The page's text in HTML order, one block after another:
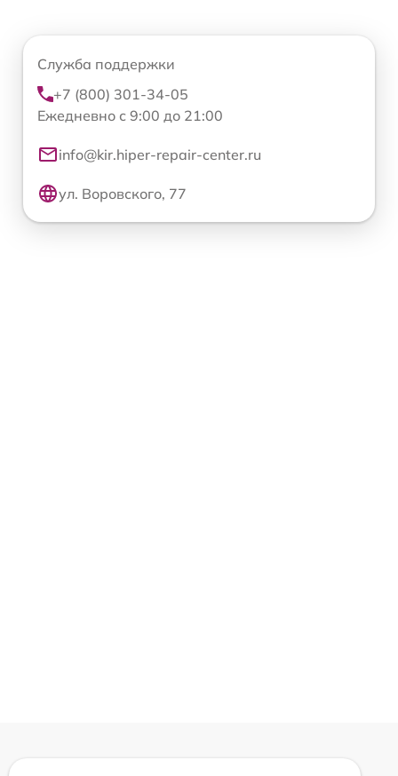
Служба поддержки
+7 (800) 301-34-05
Ежедневно с 9:00 до 21:00
info@kir.hiper-repair-center.ru
ул. Воровского, 77